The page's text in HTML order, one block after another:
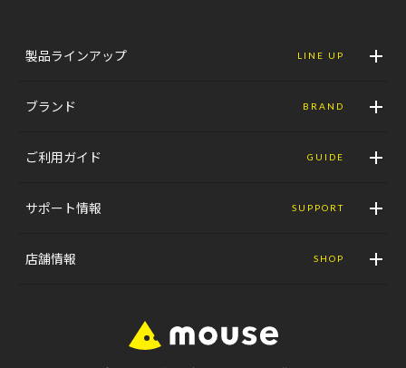
製品ラインアップ LINE UP
ブランド BRAND
ご利用ガイド GUIDE
サポート情報 SUPPORT
店舗情報 SHOP